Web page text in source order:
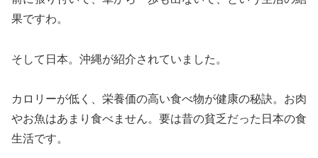
果ですわ。
そして日本。沖縄が紹介されていました。
カロリーが低く、栄養価の高い食べ物が健康の秘訣。お肉
やお魚はあまり食べません。要は昔の貧乏だった日本の食
生活です。